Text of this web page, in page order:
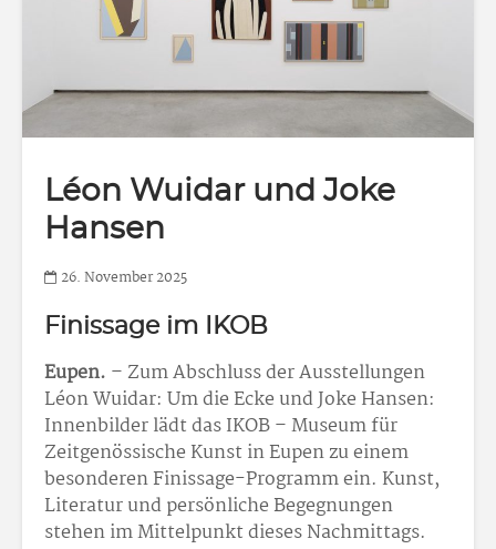
Léon Wuidar und Joke
Hansen
26. November 2025
Finissage im IKOB
Eupen. – Zum Abschluss der Ausstellungen
Léon Wuidar: Um die Ecke und Joke Hansen:
Innenbilder lädt das IKOB – Museum für
Zeitgenössische Kunst in Eupen zu einem
besonderen Finissage-Programm ein. Kunst,
Literatur und persönliche Begegnungen
stehen im Mittelpunkt dieses Nachmittags.